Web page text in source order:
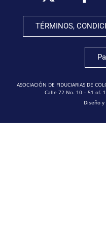
TÉRMINOS,
ASOCIACIÓN DE FIDUCIARIAS DE
Calle 72 No. 10 – 51 of.
Diseño y